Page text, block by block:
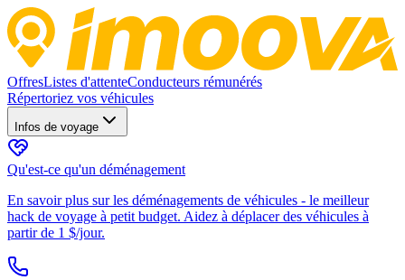
OffresListes d'attenteConducteurs rémunérés
Répertoriez vos véhicules
Infos de voyage
Qu'est-ce qu'un déménagement
En savoir plus sur les déménagements de véhicules - le meilleur
hack de voyage à petit budget. Aidez à déplacer des véhicules à
partir de 1 $/jour.